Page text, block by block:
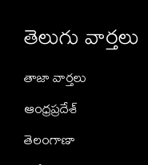
తెలుగు వార్తలు
తాజా వార్తలు
ఆంధ్రప్రదేశ్
తెలంగాణా